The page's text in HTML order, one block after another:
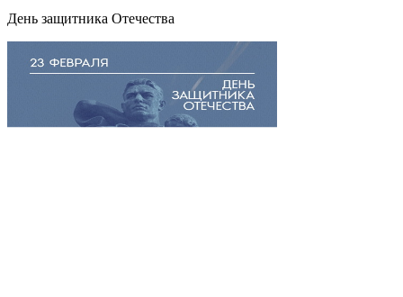
День защитника Отечества